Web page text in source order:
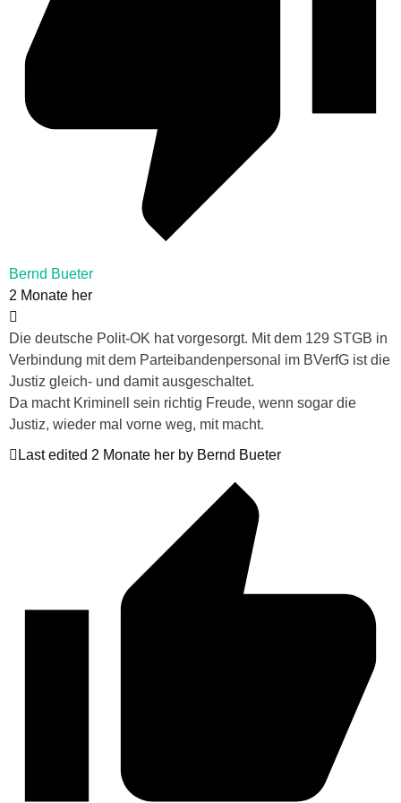
Bernd Bueter
2 Monate her
Die deutsche Polit-OK hat vorgesorgt. Mit dem 129 STGB in
Verbindung mit dem Parteibandenpersonal im BVerfG ist die
Justiz gleich- und damit ausgeschaltet.
Da macht Kriminell sein richtig Freude, wenn sogar die
Justiz, wieder mal vorne weg, mit macht.
Last edited 2 Monate her by Bernd Bueter